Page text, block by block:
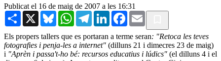
Publicat el 16 de maig de 2007 a les 16:31
Share X BlueskyWhatsAppTelegramLinkedInFacebook
Email
Els propers tallers que es portaran a terme seran: "Retoca les teves
fotografies i penja-les a internet" (dilluns 21 i dimecres 23 de maig)
i "Aprèn i passa't-ho bé: recursos educatius i lúdics" (el dilluns 4 i el